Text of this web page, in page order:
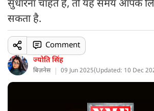
सुधारना चाहते हैं, तो यह समय आपके
सकता है.
ज्योति सिंह
बिज़नेस 09 Jun 2025(Updated: 10 Dec
Comment